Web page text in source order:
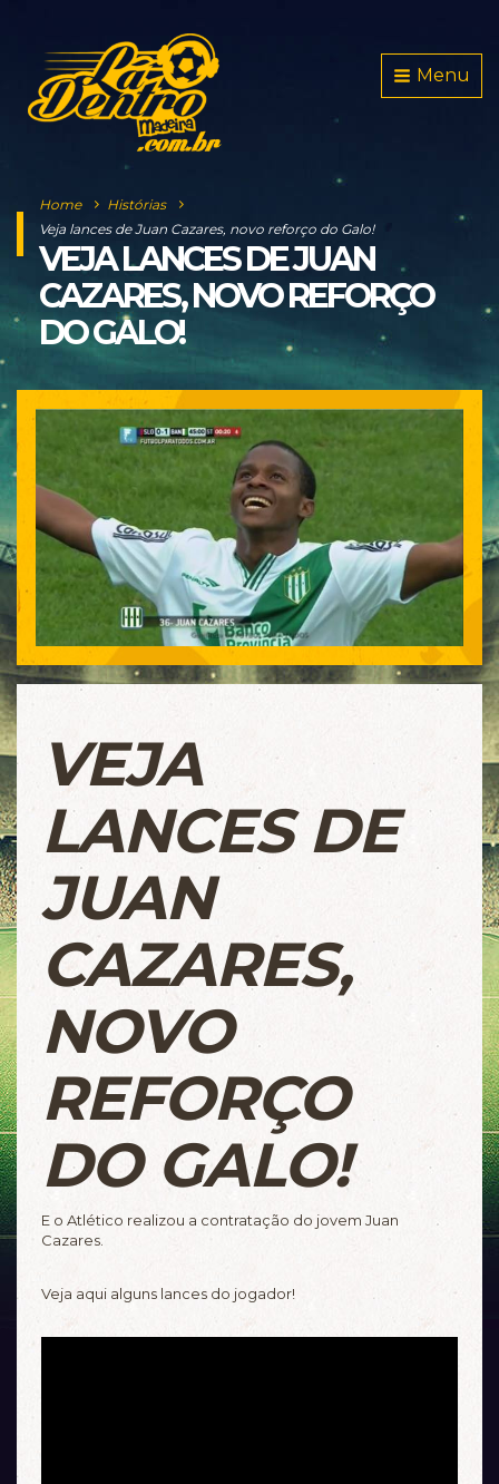
Menu
Home
Histórias
Veja lances de Juan Cazares, novo reforço do Galo!
VEJA LANCES DE JUAN
CAZARES, NOVO REFORÇO
DO GALO!
VEJA
LANCES DE
JUAN
CAZARES,
NOVO
REFORÇO
DO GALO!
E o Atlético realizou a contratação do jovem Juan
Cazares.
Veja aqui alguns lances do jogador!